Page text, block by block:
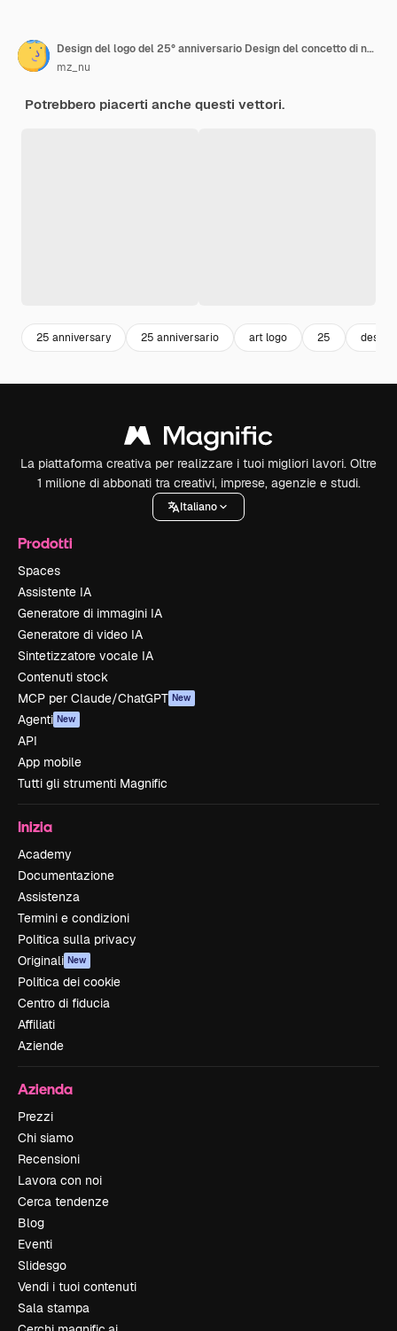
Design del logo del 25° anniversario Design del concetto di numero a doppia linea Modello vettoriale del logo del numero d'oro
mz_nu
Potrebbero piacerti anche questi vettori.
25 anniversary 25 anniversario art logo 25 design
La piattaforma creativa per realizzare i tuoi migliori lavori. Oltre
1 milione di abbonati tra creativi, imprese, agenzie e studi.
Italiano
Prodotti
Spaces
Assistente IA
Generatore di immagini IA
Generatore di video IA
Sintetizzatore vocale IA
Contenuti stock
MCP per Claude/ChatGPT New
Agenti New
API
App mobile
Tutti gli strumenti Magnific
Inizia
Academy
Documentazione
Assistenza
Termini e condizioni
Politica sulla privacy
Originali New
Politica dei cookie
Centro di fiducia
Affiliati
Aziende
Azienda
Prezzi
Chi siamo
Recensioni
Lavora con noi
Cerca tendenze
Blog
Eventi
Slidesgo
Vendi i tuoi contenuti
Sala stampa